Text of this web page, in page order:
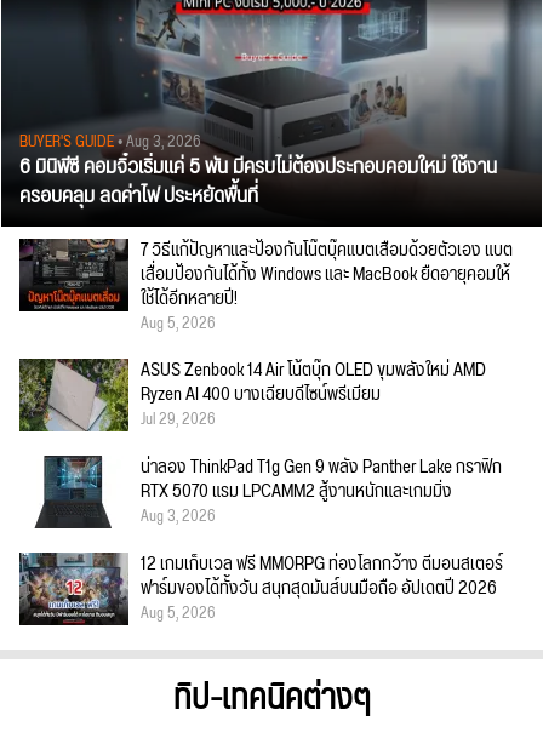
BUYER'S GUIDE• Aug 3, 2026
6 มินิพีซี คอมจิ๋วเริ่มแค่ 5 พัน มีครบไม่ต้องประกอบคอมใหม่ ใช้งาน
ครอบคลุม ลดค่าไฟ ประหยัดพื้นที่
7 วิธีแก้ปัญหาและป้องกันโน๊ตบุ๊คแบตเสื่อมด้วยตัวเอง แบต
เสื่อมป้องกันได้ทั้ง Windows และ MacBook ยืดอายุคอมให้
ใช้ได้อีกหลายปี!
Aug 5, 2026
ASUS Zenbook 14 Air โน้ตบุ๊ก OLED ขุมพลังใหม่ AMD
Ryzen AI 400 บางเฉียบดีไซน์พรีเมียม
Jul 29, 2026
น่าลอง ThinkPad T1g Gen 9 พลัง Panther Lake กราฟิก
RTX 5070 แรม LPCAMM2 สู้งานหนักและเกมมิ่ง
Aug 3, 2026
12 เกมเก็บเวล ฟรี MMORPG ท่องโลกกว้าง ตีมอนสเตอร์
ฟาร์มของได้ทั้งวัน สนุกสุดมันส์บนมือถือ อัปเดตปี 2026
Aug 5, 2026
ทิป-เทคนิคต่างๆ